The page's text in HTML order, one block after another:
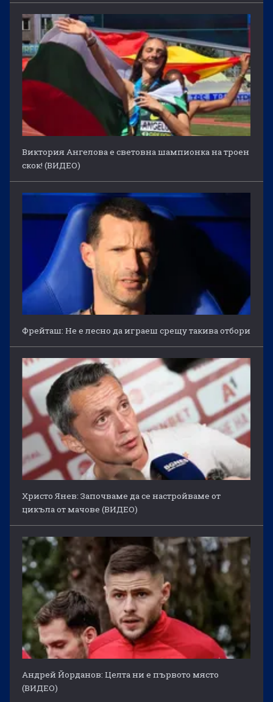
Виктория Ангелова е световна шампионка на троен
скок! (ВИДЕО)
Фрейташ: Не е лесно да играеш срещу такива отбори
Христо Янев: Започваме да се настройваме от
цикъла от мачове (ВИДЕО)
Андрей Йорданов: Целта ни е първото място
(ВИДЕО)